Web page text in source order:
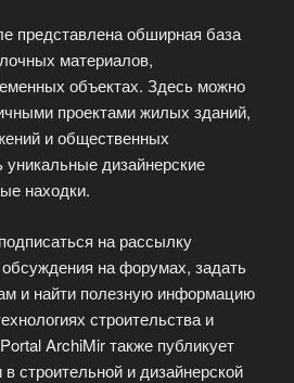
представлена обширная база
материалов,
объектах. Здесь можно
проектами жилых зданий,
и общественных
уникальные дизайнерские
находки.
на рассылку
обсуждения на форумах, задать
и найти полезную информацию
строительства и
ArchiMir также публикует
строительной и дизайнерской